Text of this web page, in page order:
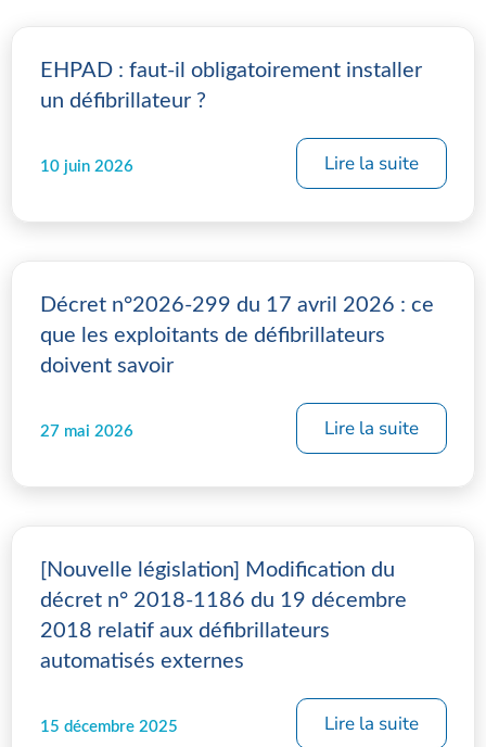
EHPAD : faut-il obligatoirement installer
un défibrillateur ?
10 juin 2026 Lire la suite
Décret n°2026-299 du 17 avril 2026 : ce
que les exploitants de défibrillateurs
doivent savoir
27 mai 2026 Lire la suite
[Nouvelle législation] Modification du
décret n° 2018-1186 du 19 décembre
2018 relatif aux défibrillateurs
automatisés externes
15 décembre 2025 Lire la suite